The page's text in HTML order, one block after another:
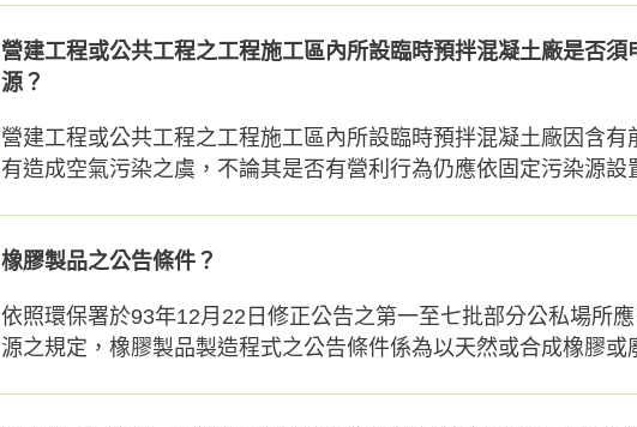
營建工程或公共工程之工程施工區內所設臨時預拌混凝土廠是否
源？
營建工程或公共工程之工程施工區內所設臨時預拌混凝土廠因含
有造成空氣污染之虞，不論其是否有營利行為仍應依固定污染源設
橡膠製品之公告條件？
依照環保署於93年12月22日修正公告之第一至七批部分公私場所
源之規定，橡膠製品製造程式之公告條件係為以天然或合成橡膠或